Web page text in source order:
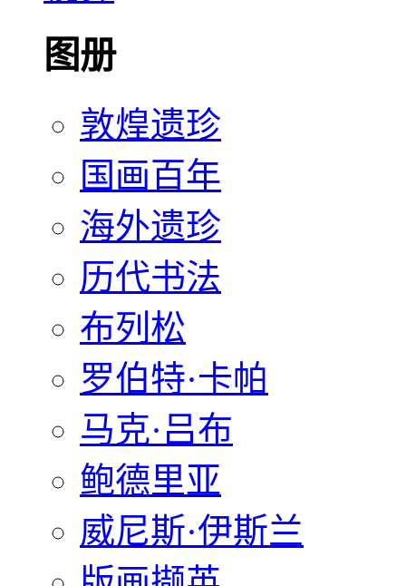
图册
敦煌遗珍
国画百年
海外遗珍
历代书法
布列松
罗伯特·卡帕
马克·吕布
鲍德里亚
威尼斯·伊斯兰